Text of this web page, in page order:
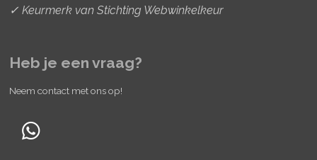
✓ Keurmerk van Stichting Webwinkelkeur
Heb je een vraag?
Neem contact met ons op!
W